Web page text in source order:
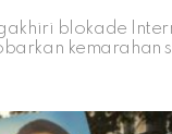
blokade
kemarahan